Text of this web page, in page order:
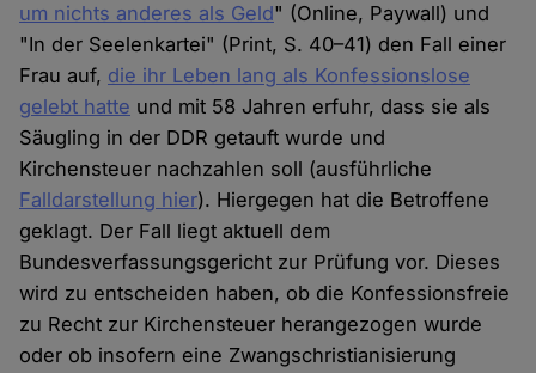
um nichts anderes als Geld" (Online, Paywall) und
"In der Seelenkartei" (Print, S. 40–41) den Fall einer
Frau auf, die ihr Leben lang als Konfessionslose
gelebt hatte und mit 58 Jahren erfuhr, dass sie als
Säugling in der DDR getauft wurde und
Kirchensteuer nachzahlen soll (ausführliche
Falldarstellung hier). Hiergegen hat die Betroffene
geklagt. Der Fall liegt aktuell dem
Bundesverfassungsgericht zur Prüfung vor. Dieses
wird zu entscheiden haben, ob die Konfessionsfreie
zu Recht zur Kirchensteuer herangezogen wurde
oder ob insofern eine Zwangschristianisierung